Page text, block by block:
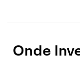
Onde